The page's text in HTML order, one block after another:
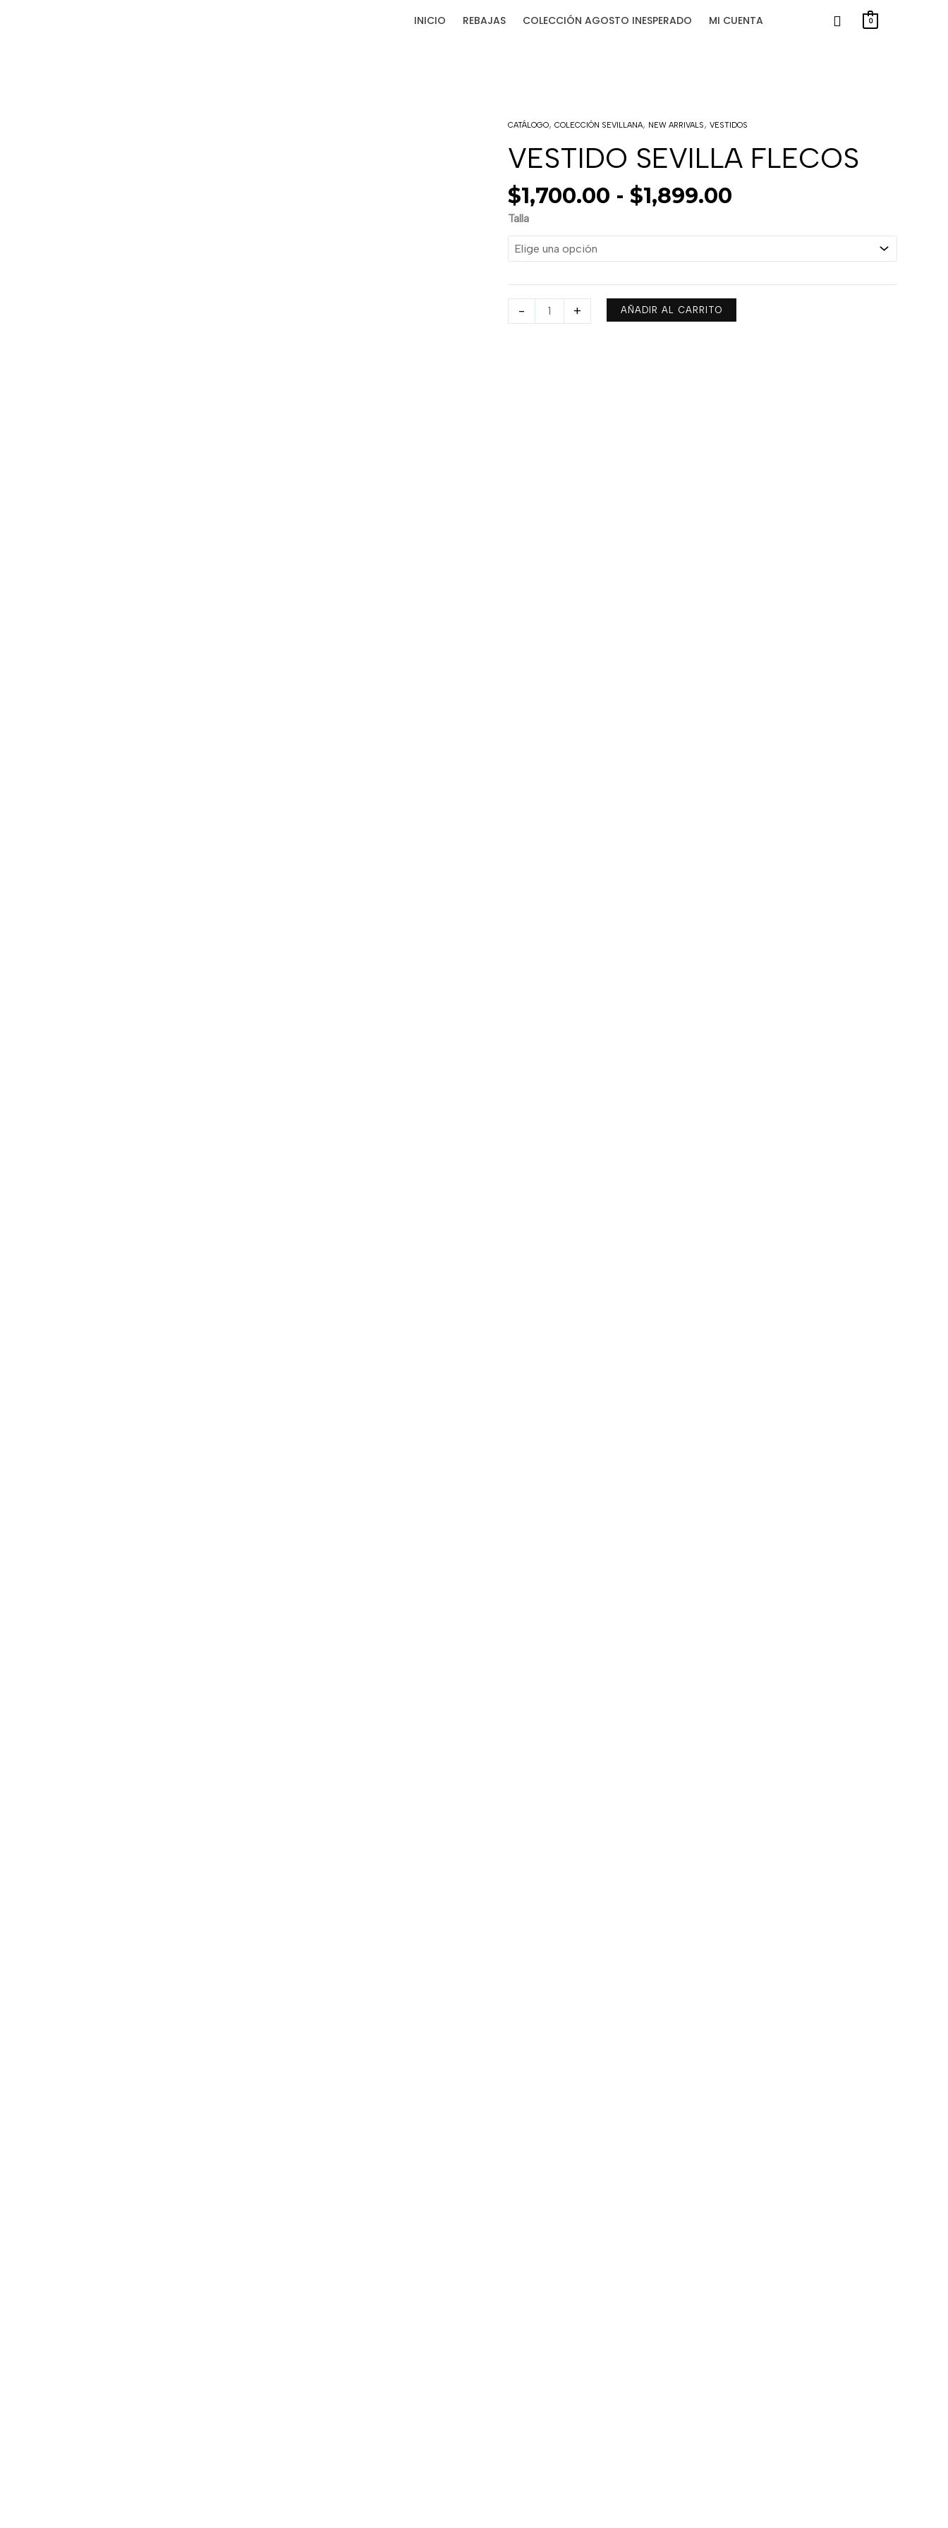
INICIO REBAJAS COLECCIÓN AGOSTO INESPERADO MI CUENTA 0
CATÁLOGO, COLECCIÓN SEVILLANA, NEW ARRIVALS, VESTIDOS
VESTIDO SEVILLA FLECOS
$1,700.00 - $1,899.00
Rango
precios:
desde
Talla
-
VESTIDO
FLECOS
cantidad
+ AÑADIR AL CARRITO